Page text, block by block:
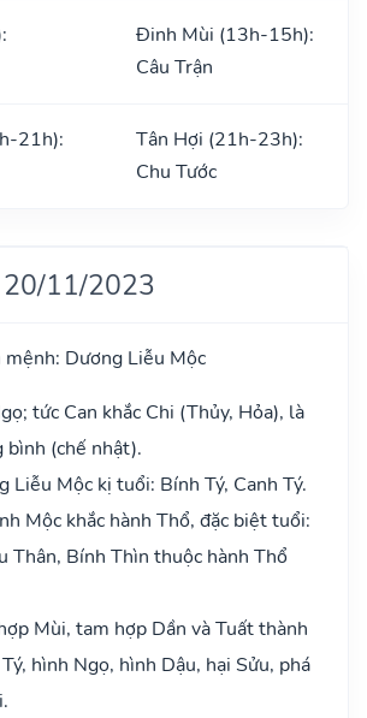
Đinh Mùi (13h-15h):
Câu Trận
21h):
Tân Hợi (21h-23h):
Chu Tước
20/11/2023
mệnh: Dương Liễu Mộc
tức Can khắc Chi (Thủy, Hỏa), là
bình (chế nhật).
Liễu Mộc kị tuổi: Bính Tý, Canh Tý.
Mộc khắc hành Thổ, đặc biệt tuổi:
Thân, Bính Thìn thuộc hành Thổ
Mùi, tam hợp Dần và Tuất thành
hình Ngọ, hình Dậu, hại Sửu, phá